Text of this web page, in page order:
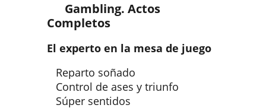
Gambling. Actos
Completos
El experto en la mesa de juego
Reparto soñado
Control de ases y triunfo
Súper sentidos